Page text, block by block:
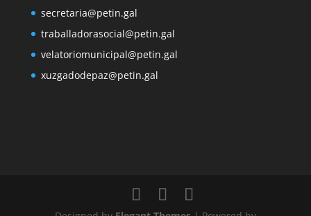
secretaria@petin.gal
traballadorasocial@petin.gal
velatoriomunicipal@petin.gal
xuzgadodepaz@petin.gal